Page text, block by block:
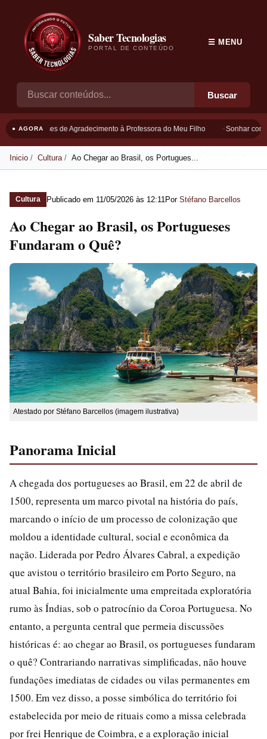
Saber Tecnologias
PORTAL DE CONTEÚDO
Buscar
☰ MENU
● AGORAFrases de Agradecimento à Professora do Meu Filho Sonhar com
Inicio Cultura Ao Chegar ao Brasil, os Portugues...
Cultura Publicado em 11/05/2026 às 12:11 Por Stéfano Barcellos
Ao Chegar ao Brasil, os Portugueses
Fundaram o Quê?
Atestado por Stéfano Barcellos (imagem ilustrativa)
Panorama Inicial
A chegada dos portugueses ao Brasil, em 22 de abril de
1500, representa um marco pivotal na história do país,
marcando o início de um processo de colonização que
moldou a identidade cultural, social e econômica da
nação. Liderada por Pedro Álvares Cabral, a expedição
que avistou o território brasileiro em Porto Seguro, na
atual Bahia, foi inicialmente uma empreitada exploratória
rumo às Índias, sob o patrocínio da Coroa Portuguesa. No
entanto, a pergunta central que permeia discussões
históricas é: ao chegar ao Brasil, os portugueses fundaram
o quê? Contrariando narrativas simplificadas, não houve
fundações imediatas de cidades ou vilas permanentes em
1500. Em vez disso, a posse simbólica do território foi
estabelecida por meio de rituais como a missa celebrada
por frei Henrique de Coimbra, e a exploração inicial